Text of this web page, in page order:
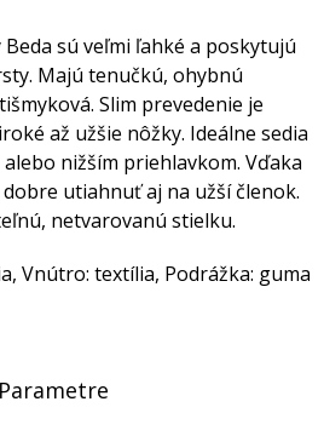
sú veľmi ľahké a poskytujú
Majú tenučkú, ohybnú
Slim prevedenie je
až užšie nôžky. Ideálne sedia
nižším priehlavkom. Vďaka
utiahnuť aj na užší členok.
netvarovanú stielku.
Vnútro: textília, Podrážka: guma
Parametre